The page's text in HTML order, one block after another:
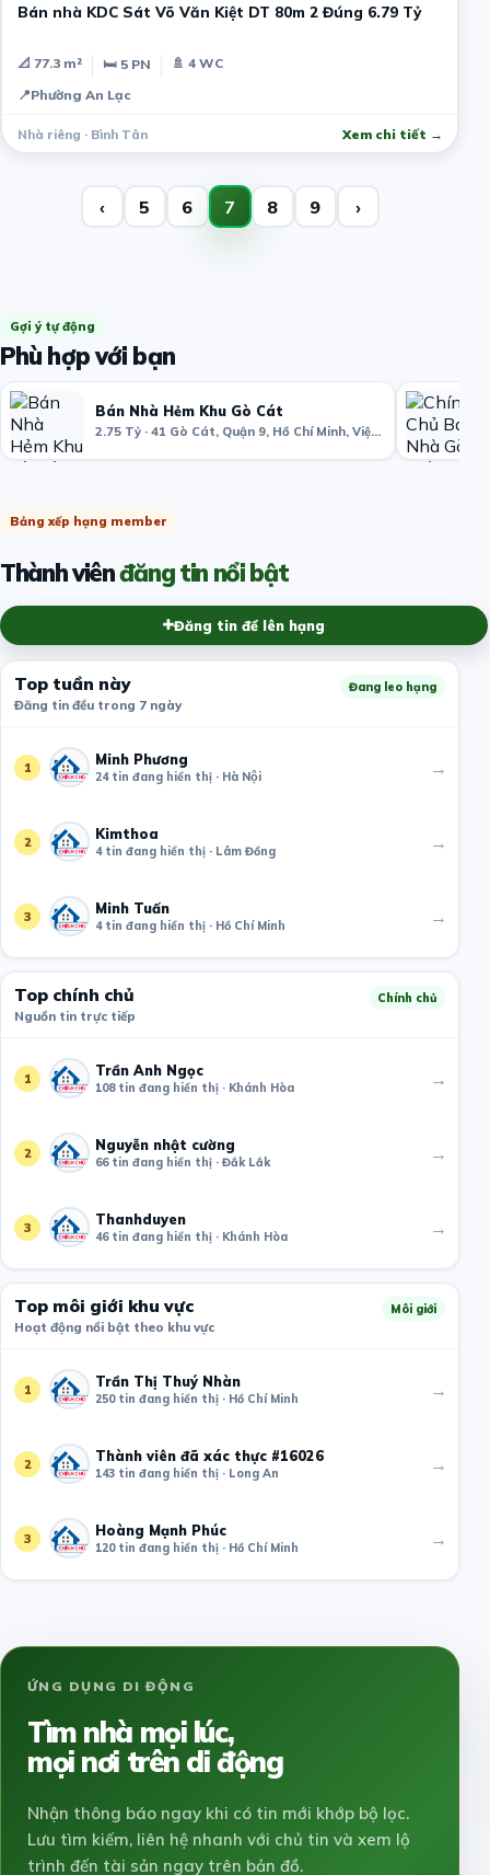
Bán nhà KDC Sát Võ Văn Kiệt DT 80m 2 Đúng 6.79 Tỷ
📐 77.3 m² 🛏 5 PN
🚿 4 WC
📍Phường An Lạc
Nhà riêng · Bình Tân Xem chi tiết →
‹ 5 6 7 8 9 ›
Gợi ý tự động
Phù hợp với bạn
Bán Nhà Hẻm Khu Gò Cát
2.75 Tỷ · 41 Gò Cát, Quận 9, Hồ Chí Minh, Việt Nam
Bảng xếp hạng member
Thành viênđăng tin nổi bật
Đăng tin để lên hạng
Top tuần này
Đăng tin đều trong 7 ngày
Đang leo hạng
1 Minh Phương
24 tin đang hiển thị · Hà Nội →
2 Kimthoa
4 tin đang hiển thị · Lâm Đồng →
3 Minh Tuấn
4 tin đang hiển thị · Hồ Chí Minh →
Top chính chủ
Nguồn tin trực tiếp
Chính chủ
1 Trần Anh Ngọc
108 tin đang hiển thị · Khánh Hòa →
2 Nguyễn nhật cường
66 tin đang hiển thị · Đắk Lắk →
3 Thanhduyen
46 tin đang hiển thị · Khánh Hòa →
Top môi giới khu vực
Hoạt động nổi bật theo khu vực
Môi giới
1 Trần Thị Thuý Nhàn
250 tin đang hiển thị · Hồ Chí Minh →
2 Thành viên đã xác thực #16026
143 tin đang hiển thị · Long An →
3 Hoàng Mạnh Phúc
120 tin đang hiển thị · Hồ Chí Minh →
ỨNG DỤNG DI ĐỘNG
Tìm nhà mọi lúc,
mọi nơi trên di động
Nhận thông báo ngay khi có tin mới khớp bộ lọc.
Lưu tìm kiếm, liên hệ nhanh với chủ tin và xem lộ
trình đến tài sản ngay trên bản đồ.